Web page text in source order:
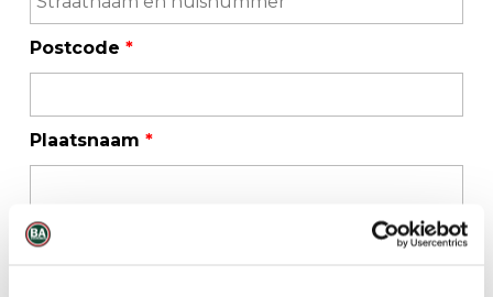
Postcode *
Plaatsnaam *
Telefoonnummer